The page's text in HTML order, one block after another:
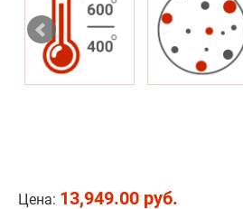
Цена: 13,949.00 руб.